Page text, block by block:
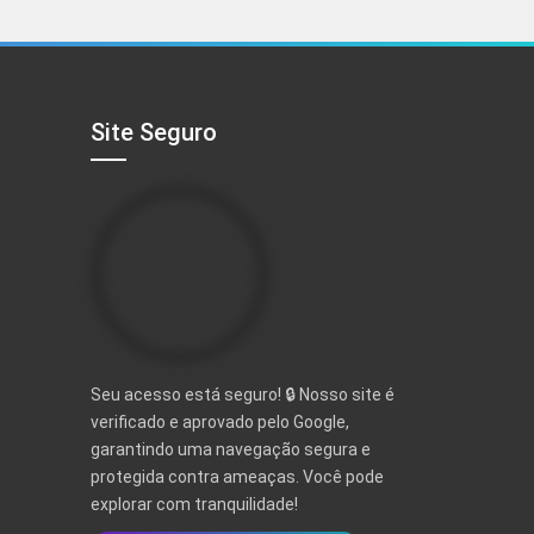
Site Seguro
Seu acesso está seguro! 🔒 Nosso site é
verificado e aprovado pelo Google,
garantindo uma navegação segura e
protegida contra ameaças. Você pode
explorar com tranquilidade!